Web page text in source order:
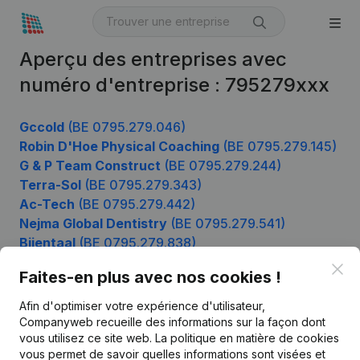
Aperçu des entreprises avec
numéro d'entreprise : 795279xxx
Gccold (BE 0795.279.046)
Robin D'Hoe Physical Coaching (BE 0795.279.145)
G & P Team Construct (BE 0795.279.244)
Terra-Sol (BE 0795.279.343)
Ac-Tech (BE 0795.279.442)
Nejma Global Dentistry (BE 0795.279.541)
Bijentaal(BE 0795.279.838)
Faites-en plus avec nos cookies !
Afin d'optimiser votre expérience d'utilisateur,
Companyweb recueille des informations sur la façon dont
vous utilisez ce site web. La politique en matière de cookies
vous permet de savoir quelles informations sont visées et
Produit
Informations d’entreprise